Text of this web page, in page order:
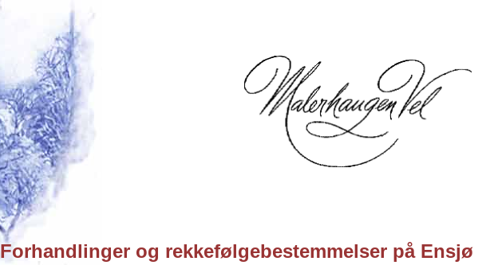
Forhandlinger og rekkefølgebestemmelser på Ensjø